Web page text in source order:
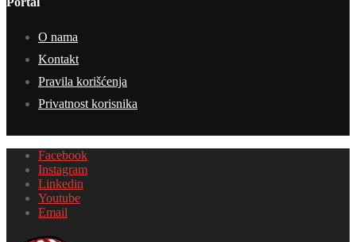
O nama
Kontakt
Pravila korišćenja
Privatnost korisnika
Facebook
Instagram
Linkedin
Youtube
Email